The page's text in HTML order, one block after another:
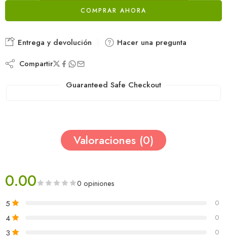
COMPRAR AHORA
Entrega y devolución Hacer una pregunta
Compartir
Guaranteed Safe Checkout
Valoraciones (0)
0.00 0 opiniones
5 0
4 0
3 0